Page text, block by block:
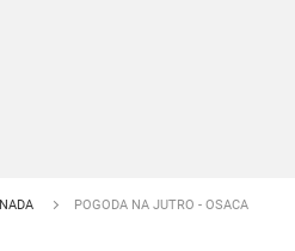
POGODA NA JUTRO - OSACA